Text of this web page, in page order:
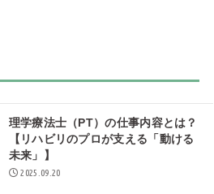
理学療法士（PT）の仕事内容とは？
【リハビリのプロが支える「動ける
未来」】
2025.09.20